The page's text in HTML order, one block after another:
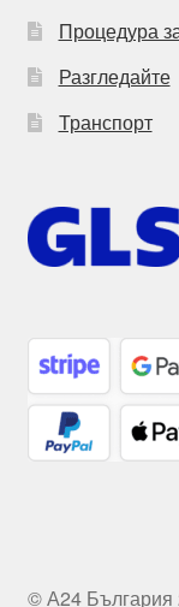
Процедура
Разгледайте
Транспорт
© А24 България